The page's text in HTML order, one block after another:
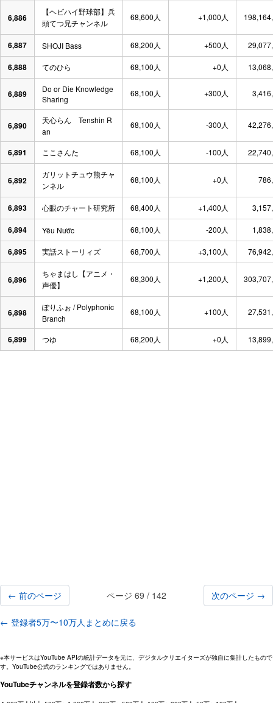
6,886
【ヘビハイ野球部】兵
頭てつ兄チャンネル
68,600人 +1,000人
6,887 SHOJI Bass 68,200人 +500人
6,888 てのひら 68,100人 +0人
6,889
Do or Die Knowledge
Sharing
68,100人 +300人
6,890
天心らん Tenshin R
an
68,100人 -300人
6,891 ここさんた 68,100人 -100人
6,892
ガリットチュウ熊チャ
ンネル
68,100人 +0人
6,893 心眼のチャート研究所 68,400人 +1,400人
6,894 Yêu Nước 68,100人 -200人
6,895 実話ストーリィズ 68,700人 +3,100人
6,896
ちゃまはし【アニメ・
声優】
68,300人 +1,200人
6,898
ぽりふぉ / Polyphonic
Branch
68,100人 +100人
6,899 つゆ 68,200人 +0人
← 前のページ ページ 69 / 142 次のページ →
← 登録者5万〜10万人まとめに戻る
※本サービスはYouTube APIの統計データを元に、デジタルクリエイターズが独自に集計したもので
す。YouTube公式のランキングではありません。
YouTubeチャンネルを登録者数から探す